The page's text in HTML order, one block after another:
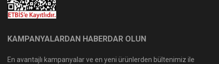
KAMPANYALARDAN HABERDAR OLUN
En avantajlı kampanyalar ve en yeni ürünlerden bültenimiz ile